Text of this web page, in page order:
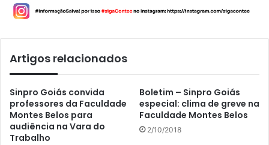
Artigos relacionados
Sinpro Goiás convida
professores da Faculdade
Montes Belos para
audiência na Vara do
Trabalho
Boletim – Sinpro Goiás
especial: clima de greve na
Faculdade Montes Belos
2/10/2018